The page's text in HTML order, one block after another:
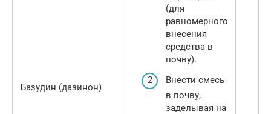
Базудин (дазинон)
(для
равномерного
внесения
средства в
почву).
Внести смесь
в почву,
заделывая на